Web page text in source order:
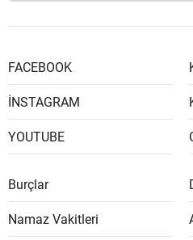
FACEBOOK
İNSTAGRAM
YOUTUBE
Burçlar
Namaz Vakitleri